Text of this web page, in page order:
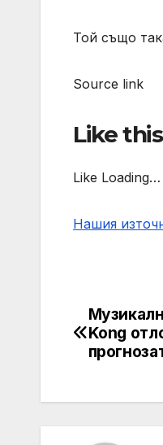
Той също
Source link
Like
Like Loading…
Нашия
Post
Kong